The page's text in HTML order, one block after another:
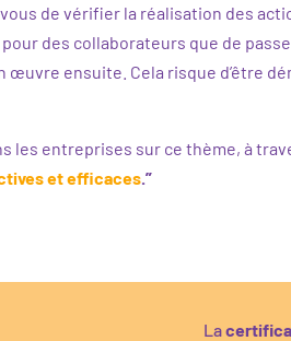
de vérifier la réalisation des
des collaborateurs que de
œuvre ensuite. Cela risque d’être
les entreprises sur ce thème, à
et efficaces.”
La